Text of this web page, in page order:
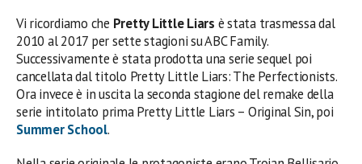
Vi ricordiamo che Pretty Little Liars è stata trasmessa dal
2010 al 2017 per sette stagioni su ABC Family.
Successivamente è stata prodotta una serie sequel poi
cancellata dal titolo Pretty Little Liars: The Perfectionists.
Ora invece è in uscita la seconda stagione del remake della
serie intitolato prima Pretty Little Liars – Original Sin, poi
Summer School.